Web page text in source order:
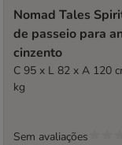
Nomad Tales
de passeio para
cinzento
C 95 x L 82 x A 120
kg
Sem avaliações